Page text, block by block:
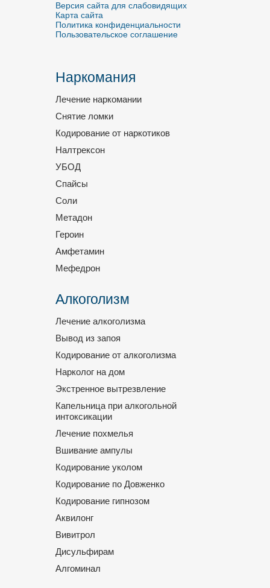
Версия сайта для слабовидящих
Карта сайта
Политика конфиденциальности
Пользовательское соглашение
Наркомания
Лечение наркомании
Снятие ломки
Кодирование от наркотиков
Налтрексон
УБОД
Спайсы
Соли
Метадон
Героин
Амфетамин
Мефедрон
Алкоголизм
Лечение алкоголизма
Вывод из запоя
Кодирование от алкоголизма
Нарколог на дом
Экстренное вытрезвление
Капельница при алкогольной
интоксикации
Лечение похмелья
Вшивание ампулы
Кодирование уколом
Кодирование по Довженко
Кодирование гипнозом
Аквилонг
Вивитрол
Дисульфирам
Алгоминал